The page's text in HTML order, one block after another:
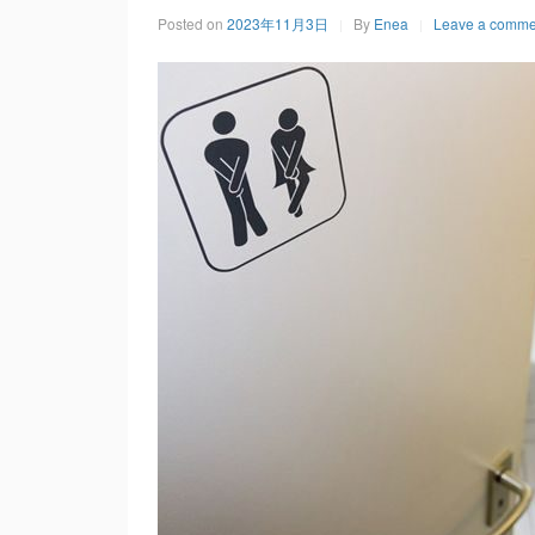
Posted on 2023年11月3日 By Enea Leave a